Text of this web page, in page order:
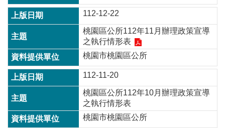
策
政
府
站
資
料
開
放
告
112-12-22
桃園區公所112年11月辦理政策宣導
之執行情形表
桃園市桃園區公所
112-11-20
桃園區公所112年10月辦理政策宣導
之執行情形表
桃園市桃園區公所